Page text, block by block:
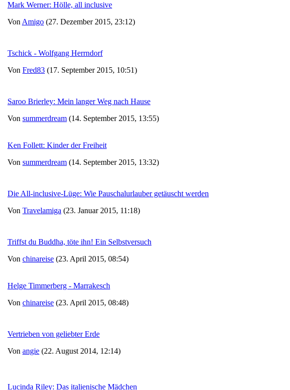
Mark Werner: Hölle, all inclusive
Von Amigo (27. Dezember 2015, 23:12)
Tschick - Wolfgang Herrndorf
Von Fred83 (17. September 2015, 10:51)
Saroo Brierley: Mein langer Weg nach Hause
Von summerdream (14. September 2015, 13:55)
Ken Follett: Kinder der Freiheit
Von summerdream (14. September 2015, 13:32)
Die All-inclusive-Lüge: Wie Pauschalurlauber getäuscht werden
Von Travelamiga (23. Januar 2015, 11:18)
Triffst du Buddha, töte ihn! Ein Selbstversuch
Von chinareise (23. April 2015, 08:54)
Helge Timmerberg - Marrakesch
Von chinareise (23. April 2015, 08:48)
Vertrieben von geliebter Erde
Von angie (22. August 2014, 12:14)
Lucinda Riley: Das italienische Mädchen